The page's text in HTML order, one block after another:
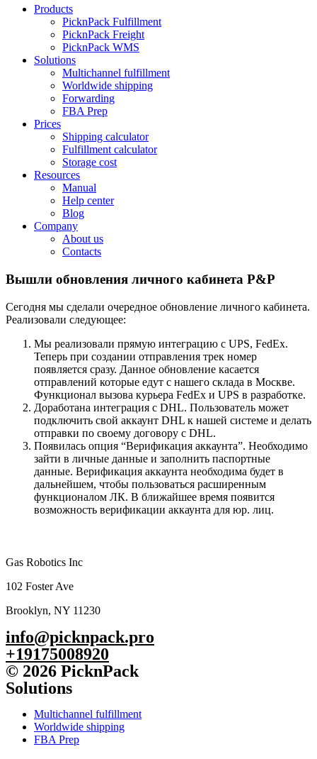
Products
PicknPack Fulfillment
PicknPack Freight
PicknPack WMS
Solutions
Multichannel fulfillment
Worldwide shipping
Forwarding
FBA Prep
Prices
Shipping calculator
Fulfillment calculator
Storage cost
Resources
Manual
Help center
Blog
Company
About us
Contacts
Вышли обновления личного кабинета P&P
Сегодня мы сделали очередное обновление личного кабинета.
Реализовали следующее:
Мы реализовали прямую интеграцию с UPS, FedEx.
Теперь при создании отправления трек номер
появляется сразу. Данное обновление касается
отправлений которые едут с нашего склада в Москве.
Функционал вызова курьера FedEx и UPS в разработке.
Доработана интеграция с DHL. Пользователь может
подключить свой аккаунт DHL к нашей системе и делать
отправки по своему договору с DHL.
Появилась опция “Верификация аккаунта”. Необходимо
зайти в личные данные и заполнить паспортные
данные. Верификация аккаунта необходима будет в
дальнейшем, чтобы пользоваться расширенным
функционалом ЛК. В ближайшее время появится
возможность верификации аккаунта для юр. лиц.
Gas Robotics Inc
102 Foster Ave
Brooklyn, NY 11230
info@picknpack.pro
+19175008920
© 2026 PicknPack
Solutions
Multichannel fulfillment
Worldwide shipping
FBA Prep